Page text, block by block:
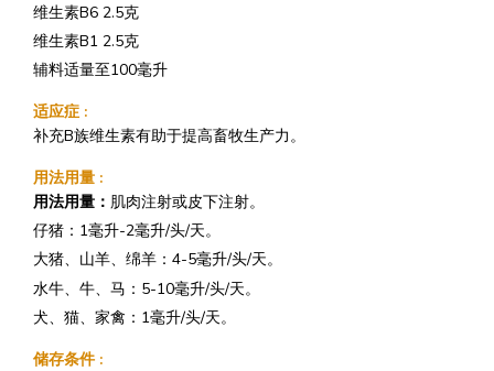
维生素B6 2.5克
维生素B1 2.5克
辅料适量至100毫升
适应症 :
补充B族维生素有助于提高畜牧生产力。
用法用量 :
用法用量： 肌肉注射或皮下注射。
仔猪：1毫升-2毫升/头/天。
大猪、山羊、绵羊：4-5毫升/头/天。
水牛、牛、马：5-10毫升/头/天。
犬、猫、家禽：1毫升/头/天。
储存条件 :